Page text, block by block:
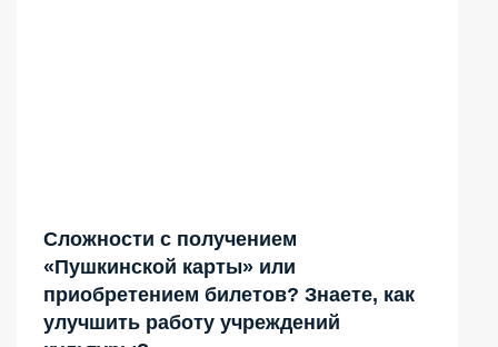
Сложности с получением
«Пушкинской карты» или
приобретением билетов? Знаете, как
улучшить работу учреждений